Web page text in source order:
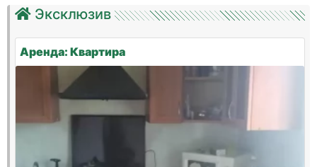
Эксклюзив
Аренда: Квартира